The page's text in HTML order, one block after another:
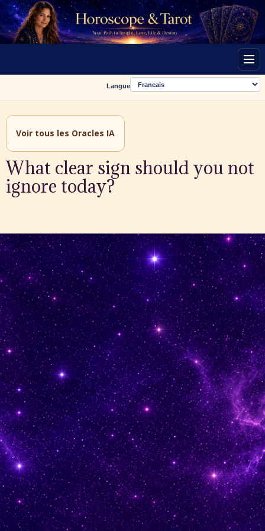
Langue
Voir tous les Oracles IA
What clear sign should you not
ignore today?